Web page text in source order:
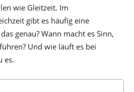
wie Gleitzeit. Im
gibt es häufig eine
genau? Wann macht es Sinn,
Und wie läuft es bei
es.